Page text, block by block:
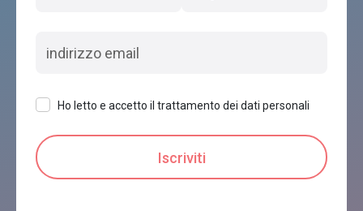
Ho letto e accetto il trattamento dei dati personali